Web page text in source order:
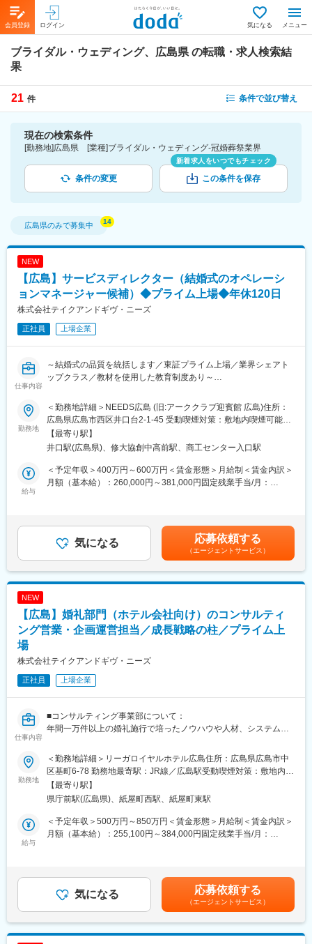
会員登録 ログイン 気になる メニュー
ブライダル・ウェディング、広島県 の転職・求人検索結
果
21 件 条件で並び替え
現在の検索条件
[勤務地]広島県 [業種]ブライダル・ウェディング-冠婚葬祭業界
条件の変更
新着求人をいつでもチェック
この条件を保存
広島県のみで募集中
NEW
【広島】サービスディレクター（結婚式のオペレーシ
ョンマネージャー候補）◆プライム上場◆年休120日
株式会社テイクアンドギヴ・ニーズ
正社員 上場企業
仕事内容
～結婚式の品質を統括します／東証プライム上場／業界シェアト
ップクラス／教材を使用した教育制度あり～
■業務内容：
・結婚式当日の運営責任者として、ウェディングプランナーが設
計した結婚式をディレクションして頂きます。
・料理提供タイミングや余興進行の管理、サービススタッフへの
指示出しを通じ、結婚式の品質を統括します。
■業務詳細：
・キッチン・司会・プランナーとの連携
・イレギュラー対応や現場判断による進行調整
・結婚式前日の会場セッティング・準備
■当ポジションの魅力：
ームでつくり上げることができます。
能（企画・マーケ・管理部門等）など幅広いキャリアが開けてい
ます。異動実績も多数あります。
■勤務地：
東京／神奈川／千葉／埼玉／栃木／群馬／大阪／京都／兵庫／滋
賀／愛知／静岡／宮城／福島／富山／新潟／長野／徳島／香川／
熊本／長崎
└詳細：https://www.tgn.co.jp/wedding/#hallList
変更の範囲：会社の定める業務
勤務地
＜勤務地詳細＞NEEDS広島 (旧:アーククラブ迎賓館 広島)住所：
広島県広島市西区井口台2-1-45 受動喫煙対策：敷地内喫煙可能場
所あり変更の範囲：会社の定める事業所
【最寄り駅】
井口駅(広島県)、修大協創中高前駅、商工センター入口駅
給与
＜予定年収＞400万円～600万円＜賃金形態＞月給制＜賃金内訳＞
月額（基本給）：260,000円～381,000円固定残業手当/月：
上記年収は、総合職採用の場合（転勤を伴う）の賃金想定となり
ます。■昇給：年2回※採用時ポジションにより変動します。■賞
与：年2回■決算賞与：業績により支給賃金はあくまでも目安の金
額であり、選考を通じて上下する可能性があります。月給(月額)は
固定手当を含めた表記です。
気になる 応募依頼する
（エージェントサービス）
NEW
【広島】婚礼部門（ホテル会社向け）のコンサルティ
ング営業・企画運営担当／成長戦略の柱／プライム上
場
株式会社テイクアンドギヴ・ニーズ
正社員 上場企業
仕事内容
■コンサルティング事業部について：
年間一万件以上の婚礼施行で培ったノウハウや人材、システムイ
グおよび運営業務を提供しています。業界No.1の組数実績と培っ
たノウハウをもとに、マーケティング調査、コンセプト、料理や
演出設計などを行って頂きます。伝統ある東京會舘の婚礼部門を
はじめ、ヨコハマ グランド インターコンチネンタルホテル、リー
ガロイヤルホテル小倉、リーガロイヤルホテル広島と提携してい
ます。
・プラン内容のオペレーション設計
・現地スタッフのマネジメント
勤務地
＜勤務地詳細＞リーガロイヤルホテル広島住所：広島県広島市中
区基町6-78 勤務地最寄駅：JR線／広島駅受動喫煙対策：敷地内喫
煙可能場所あり変更の範囲：会社の定める事業所
【最寄り駅】
県庁前駅(広島県)、紙屋町西駅、紙屋町東駅
給与
＜予定年収＞500万円～850万円＜賃金形態＞月給制＜賃金内訳＞
月額（基本給）：255,100円～384,000円固定残業手当/月：
年収は年齢、ご経験スキルを考慮のうえ決定します。月間30時間
のみなし残業時間を超過した分は残業手当を支給■昇給:年2回■賞
与:年3回賃金はあくまでも目安の金額であり、選考を通じて上下
する可能性があります。月給(月額)は固定手当を含めた表記です。
気になる 応募依頼する
（エージェントサービス）